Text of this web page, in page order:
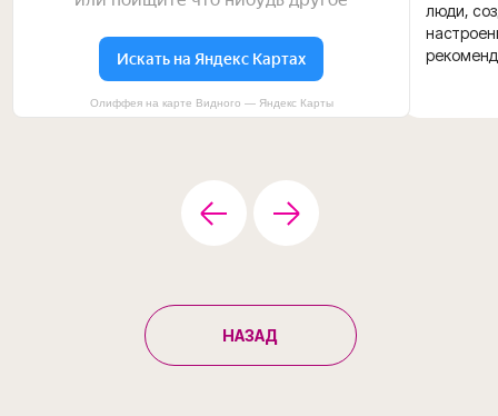
люди,
Олиффея на карте Видного — Яндекс Карты
НАЗАД